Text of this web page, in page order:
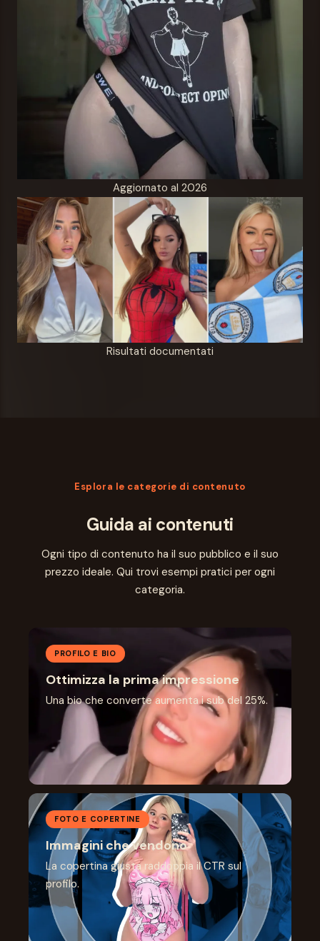
Aggiornato al 2026
Risultati documentati
Esplora le categorie di contenuto
Guida ai contenuti
Ogni tipo di contenuto ha il suo pubblico e il suo
prezzo ideale. Qui trovi esempi pratici per ogni
categoria.
PROFILO E BIO
Ottimizza la prima impressione
Una bio che converte aumenta i sub del 25%.
FOTO E COPERTINE
Immagini che vendono
La copertina giusta raddoppia il CTR sul
profilo.